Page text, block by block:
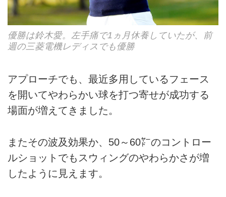
優勝は鈴木愛。左手痛で1ヵ月休養していたが、前
週の三菱電機レディスでも優勝
アプローチでも、最近多用しているフェース
を開いてやわらかい球を打つ寄せが成功する
場面が増えてきました。
またその波及効果か、50～60㍎のコントロー
ルショットでもスウィングのやわらかさが増
したように見えます。